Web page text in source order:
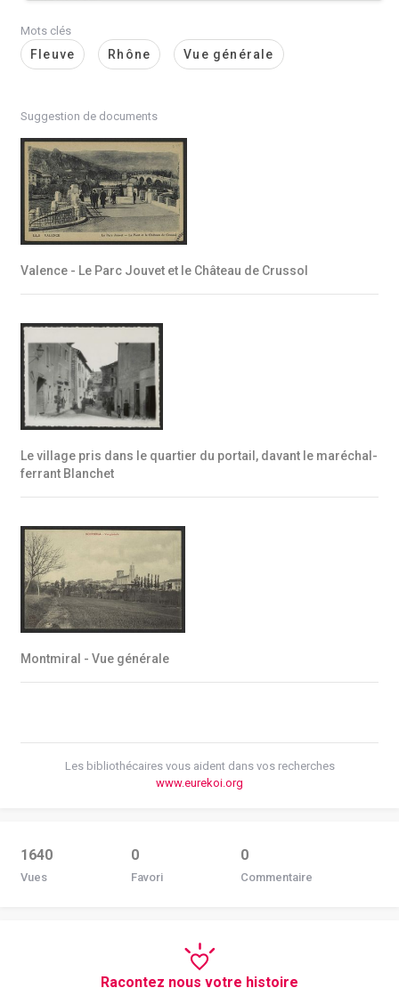
Mots clés
Fleuve Rhône Vue générale
Suggestion de documents
Valence - Le Parc Jouvet et le Château de Crussol
Le village pris dans le quartier du portail, davant le maréchal-
ferrant Blanchet
Montmiral - Vue générale
Les bibliothécaires vous aident dans vos recherches
www.eurekoi.org
1640
Vues
0
Favori
0
Commentaire
Racontez nous votre histoire